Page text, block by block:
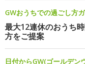
GWおうちでの過ごし方
最大12連休のおうち
方をご提案
日付からGW(ゴールデン